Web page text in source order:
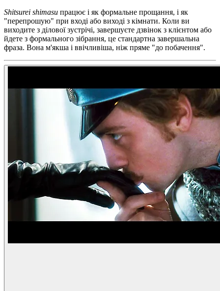
Shitsurei shimasu працює і як формальне прощання, і як
"перепрошую" при вході або виході з кімнати. Коли ви
виходите з ділової зустрічі, завершуєте дзвінок з клієнтом або
йдете з формального зібрання, це стандартна завершальна
фраза. Вона м'якша і ввічливіша, ніж пряме "до побачення".